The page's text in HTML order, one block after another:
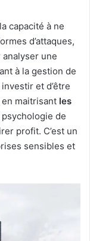
capacité à ne
d’attaques,
une
à la gestion de
et d’être
maitrisant les
psychologie de
profit. C’est un
sensibles et